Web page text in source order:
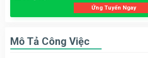
Ứng Tuyển Ngay
Mô Tả Công Việc